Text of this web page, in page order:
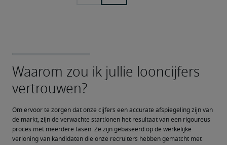
Om ervoor te zorgen dat onze cijfers een accurate afspiegeling zijn van
de markt, zijn de verwachte startlonen het resultaat van een rigoureus
proces met meerdere fasen. Ze zijn gebaseerd op de werkelijke
verloning van kandidaten die onze recruiters hebben gematcht met